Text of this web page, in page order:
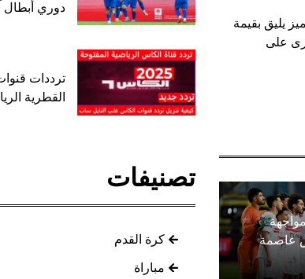
يليق بقيمة
على
عاصمة
دوري أبطال
ترددات
القطرية
تصنيفات
كرة القدم
مباراة